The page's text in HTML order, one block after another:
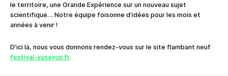
le territoire, une Grande Expérience sur un nouveau sujet
scientifique… Notre équipe foisonne d’idées pour les mois et
années à venir !
D’ici là, nous vous donnons rendez-vous sur le site flambant neuf
festival-vasavoir.fr.